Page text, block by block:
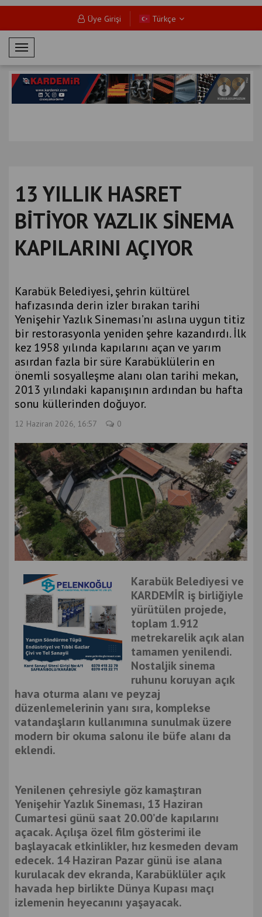
Üye Girişi Türkçe
M
o
b
l
13 YILLIK HASRET
BİTİYOR YAZLIK SİNEMA
KAPILARINI AÇIYOR
Karabük Belediyesi, şehrin kültürel
hafızasında derin izler bırakan tarihi
Yenişehir Yazlık Sineması’nı aslına uygun titiz
bir restorasyonla yeniden şehre kazandırdı. İlk
kez 1958 yılında kapılarını açan ve yarım
asırdan fazla bir süre Karabüklülerin en
önemli sosyalleşme alanı olan tarihi mekan,
2013 yılındaki kapanışının ardından bu hafta
sonu küllerinden doğuyor.
12 Haziran 2026, 16:57 0
Karabük Belediyesi ve
KARDEMİR iş birliğiyle
yürütülen projede,
toplam 1.912
metrekarelik açık alan
tamamen yenilendi.
Nostaljik sinema
ruhunu koruyan açık
hava oturma alanı ve peyzaj
düzenlemelerinin yanı sıra, komplekse
vatandaşların kullanımına sunulmak üzere
modern bir okuma salonu ile büfe alanı da
eklendi.
Yenilenen çehresiyle göz kamaştıran
Yenişehir Yazlık Sineması, 13 Haziran
Cumartesi günü saat 20.00’de kapılarını
açacak. Açılışa özel film gösterimi ile
başlayacak etkinlikler, hız kesmeden devam
edecek. 14 Haziran Pazar günü ise alana
kurulacak dev ekranda, Karabüklüler açık
havada hep birlikte Dünya Kupası maçı
izlemenin heyecanını yaşayacak.